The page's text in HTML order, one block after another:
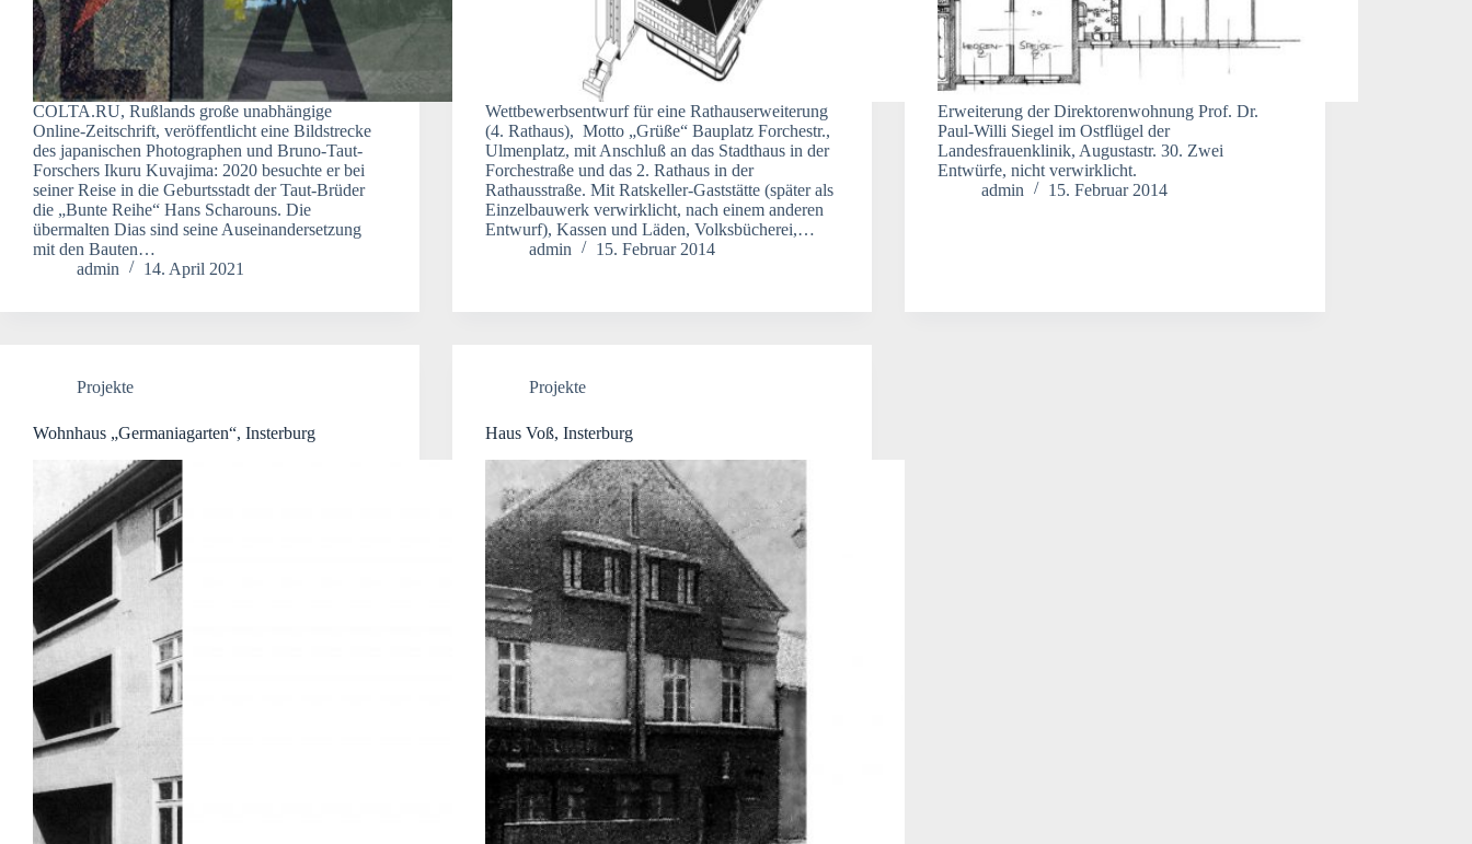
COLTA.RU, Rußlands große unabhängige
Online-Zeitschrift, veröffentlicht eine Bildstrecke
des japanischen Photographen und Bruno-Taut-
Forschers Ikuru Kuvajima: 2020 besuchte er bei
seiner Reise in die Geburtsstadt der Taut-Brüder
die „Bunte Reihe“ Hans Scharouns. Die
übermalten Dias sind seine Auseinandersetzung
mit den Bauten…
admin
14. April 2021
Wettbewerbsentwurf für eine Rathauserweiterung
(4. Rathaus), Motto „Grüße“ Bauplatz Forchestr.,
Ulmenplatz, mit Anschluß an das Stadthaus in der
Forchestraße und das 2. Rathaus in der
Rathausstraße. Mit Ratskeller-Gaststätte (später als
Einzelbauwerk verwirklicht, nach einem anderen
Entwurf), Kassen und Läden, Volksbücherei,…
admin
15. Februar 2014
Erweiterung der Direktorenwohnung Prof. Dr.
Paul-Willi Siegel im Ostflügel der
Landesfrauenklinik, Augustastr. 30. Zwei
Entwürfe, nicht verwirklicht.
admin
15. Februar 2014
Projekte
Wohnhaus „Germaniagarten“, Insterburg
Projekte
Haus Voß, Insterburg